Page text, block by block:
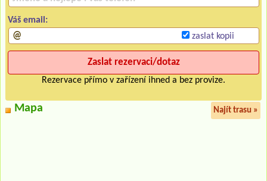
Váš email:
zaslat kopii
Rezervace přímo v zařízení ihned a bez provize.
Mapa Najít trasu »